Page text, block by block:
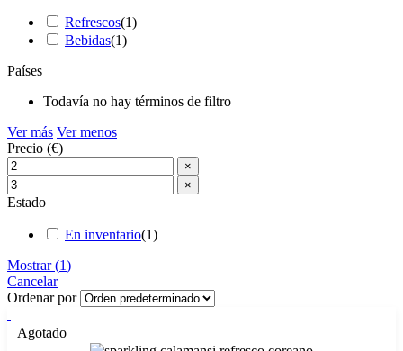
Refrescos(1)
Bebidas(1)
Países
Todavía no hay términos de filtro
Ver más Ver menos
Precio (€)
×
×
Estado
En inventario(1)
Mostrar(1)
Cancelar
Ordenar por
Agotado